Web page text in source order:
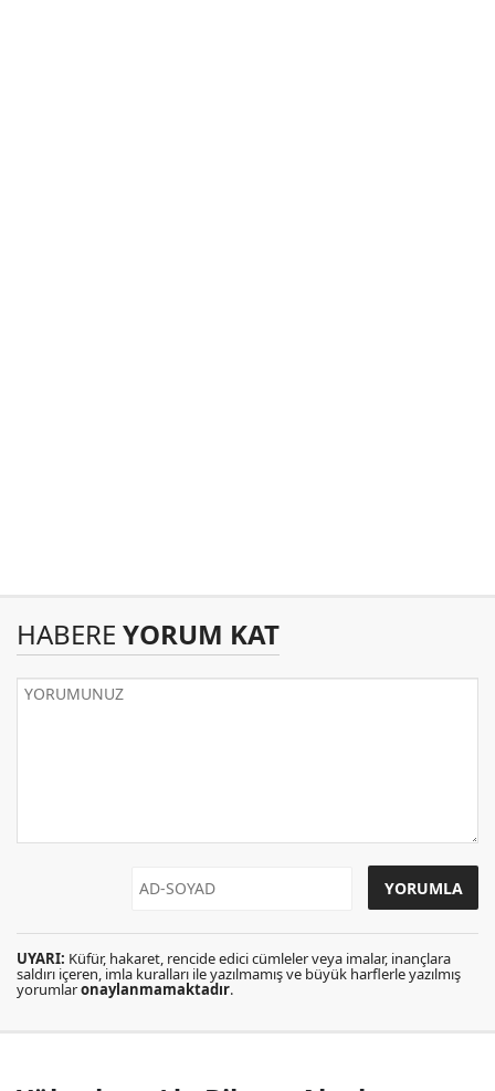
HABERE YORUM KAT
UYARI: Küfür, hakaret, rencide edici cümleler veya imalar, inançlara
saldırı içeren, imla kuralları ile yazılmamış ve büyük harflerle yazılmış
yorumlaronaylanmamaktadır.